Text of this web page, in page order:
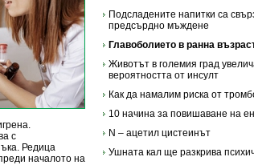
с
Редица
началото на
Подсладените напитки са
предсърдно мъждене
Главоболието в ранна
Животът в големия град
вероятността от инсулт
Как да намалим риска от
10 начина за повишаване на
N – ацетил цистеинът
Ушната кал ще разкрива